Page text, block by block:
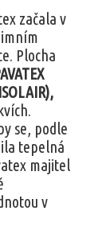
začala v
Plocha
se, podle
tepelná
majitel
v